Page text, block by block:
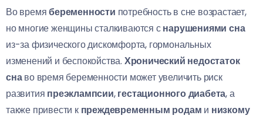
Во времябеременности потребность в сне возрастает,
но многие женщины сталкиваются снарушениями сна
из-за физического дискомфорта, гормональных
изменений и беспокойства. Хронический недостаток
снаво время беременности может увеличить риск
развития преэклампсии,гестационного диабета, а
также привести к преждевременным родам и низкому